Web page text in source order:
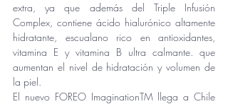
extra, ya que además del Triple Infusión
Complex, contiene ácido hialurónico altamente
hidratante, escualano rico en antioxidantes,
vitamina E y vitamina B ultra calmante. que
aumentan el nivel de hidratación y volumen de
la piel.
El nuevo FOREO ImaginationTM llega a Chile